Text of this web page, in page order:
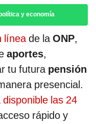
y economía
líneade laONP,
aportes,
tu futura pensión
presencial.
las 24
rápido y